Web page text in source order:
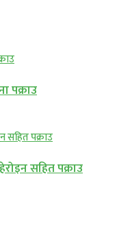
पक्राउ
सहित पक्राउ